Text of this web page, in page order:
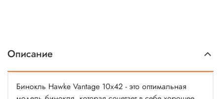
Описание
Бинокль Hawke Vantage 10x42 - это оптимальная